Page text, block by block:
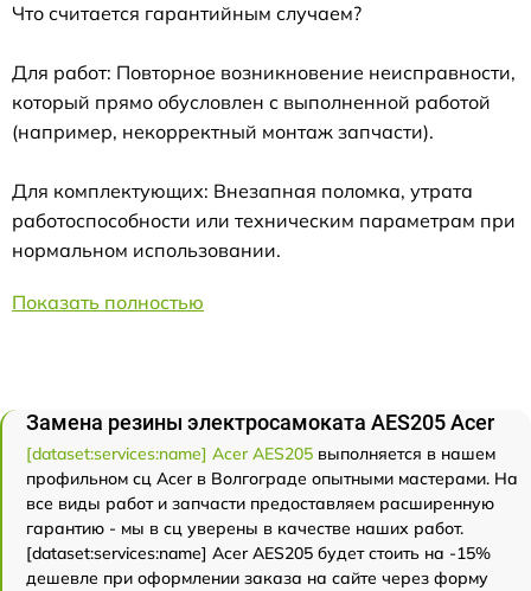
Что считается гарантийным случаем?
Для работ: Повторное возникновение неисправности,
который прямо обусловлен с выполненной работой
(например, некорректный монтаж запчасти).
Для комплектующих: Внезапная поломка, утрата
работоспособности или техническим параметрам при
нормальном использовании.
Показать полностью
Замена резины электросамоката AES205 Acer
[dataset:services:name] Acer AES205 выполняется в нашем
профильном сц Acer в Волгограде опытными мастерами. На
все виды работ и запчасти предоставляем расширенную
гарантию - мы в сц уверены в качестве наших работ.
[dataset:services:name] Acer AES205 будет стоить на -15%
дешевле при оформлении заказа на сайте через форму